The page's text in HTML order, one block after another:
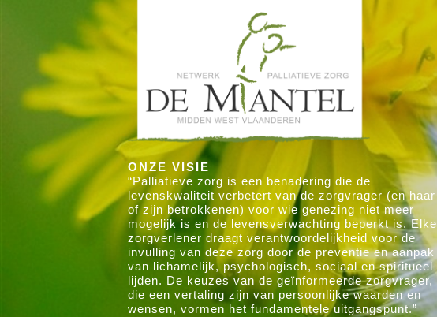
ONZE VISIE
“Palliatieve zorg is een benadering die de
levenskwaliteit verbetert van de zorgvrager (en haar
of zijn betrokkenen) voor wie genezing niet meer
mogelijk is en de levensverwachting beperkt is. Elke
zorgverlener draagt verantwoordelijkheid voor de
invulling van deze zorg door de preventie en aanpak
van lichamelijk, psychologisch, sociaal en spiritueel
lijden. De keuzes van de geïnformeerde zorgvrager,
die een vertaling zijn van persoonlijke waarden en
wensen, vormen het fundamentele uitgangspunt.”